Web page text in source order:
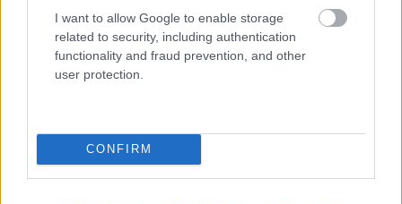
I want to allow Google to enable storage
related to security, including authentication
functionality and fraud prevention, and other
user protection.
CONFIRM
Servizi / Posizione
famigli...
Levico Terme (TN) - 68.7km
Via Strada Romana 28B